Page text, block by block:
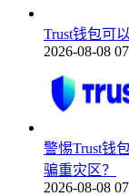
Trust钱包可
2026-08-08
警惕Trust钱
骗重灾区？
2026-08-08